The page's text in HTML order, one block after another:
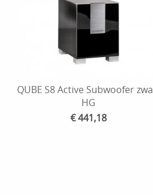
QUBE S8 Active Subwoofer
HG
€ 441,18